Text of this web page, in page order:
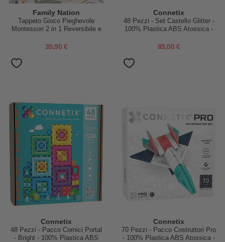
Family Nation
Tappeto Gioco Pieghevole
Montessori 2 in 1 Reversibile e
180x150cm - dalla Nascita
39,90 €
Connetix
48 Pezzi - Set Castello Glitter -
100% Plastica ABS Atossica -
85,00 €
Connetix
48 Pezzi - Pacco Cornici Portal
- Bright - 100% Plastica ABS
Connetix
70 Pezzi - Pacco Costruttori Pro
- 100% Plastica ABS Atossica -